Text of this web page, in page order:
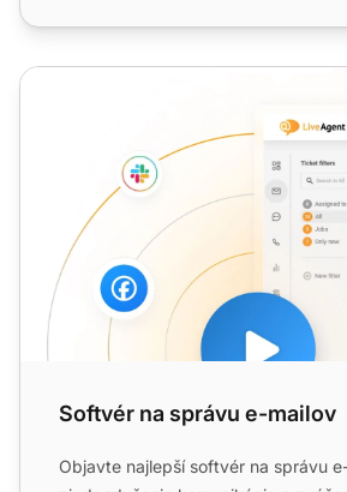
Softvér na správu e-mailov
Softvér na správu e-mailov
Objavte najlepší softvér na správu